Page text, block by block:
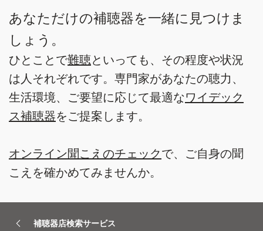
あなただけの補聴器を一緒に見つけま
しょう。
ひとことで難聴といっても、その程度や状況
は人それぞれです。専門家があなたの聴力、
生活環境、ご要望に応じて最適なワイデック
ス補聴器をご提案します。
オンライン聞こえのチェックで、ご自身の聞
こえを確かめてみませんか。
補聴器店検索サービス